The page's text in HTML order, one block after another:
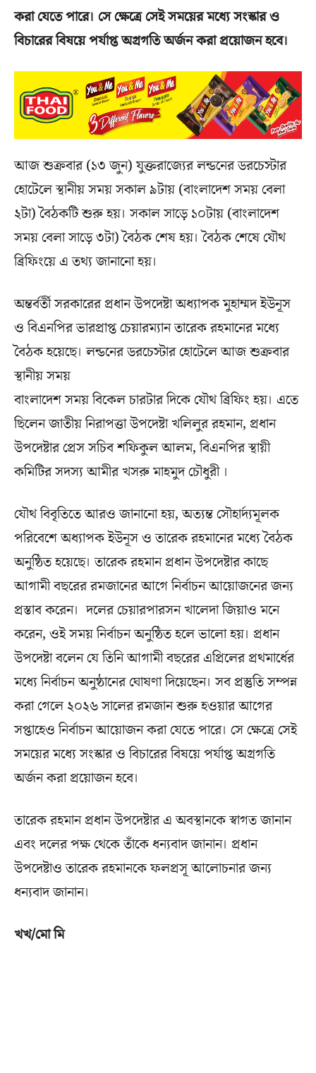
করা যেতে পারে। সে ক্ষেত্রে সেই সময়ের মধ্যে সংস্কার ও
বিচারের বিষয়ে পর্যাপ্ত অগ্রগতি অর্জন করা প্রয়োজন হবে।
আজ শুক্রবার (১৩ জুন) যুক্তরাজ্যের লন্ডনের ডরচেস্টার
হোটেলে স্থানীয় সময় সকাল ৯টায় (বাংলাদেশ সময় বেলা
২টা) বৈঠকটি শুরু হয়। সকাল সাড়ে ১০টায় (বাংলাদেশ
সময় বেলা সাড়ে ৩টা) বৈঠক শেষ হয়। বৈঠক শেষে যৌথ
ব্রিফিংয়ে এ তথ্য জানানো হয়।
অন্তর্বর্তী সরকারের প্রধান উপদেষ্টা অধ্যাপক মুহাম্মদ ইউনূস
ও বিএনপির ভারপ্রাপ্ত চেয়ারম্যান তারেক রহমানের মধ্যে
বৈঠক হয়েছে। লন্ডনের ডরচেস্টার হোটেলে আজ শুক্রবার
স্থানীয় সময়
বাংলাদেশ সময় বিকেল চারটার দিকে যৌথ ব্রিফিং হয়। এতে
ছিলেন জাতীয় নিরাপত্তা উপদেষ্টা খলিলুর রহমান, প্রধান
উপদেষ্টার প্রেস সচিব শফিকুল আলম, বিএনপির স্থায়ী
কমিটির সদস্য আমীর খসরু মাহমুদ চৌধুরী ।
যৌথ বিবৃতিতে আরও জানানো হয়, অত্যন্ত সৌহার্দ্যমূলক
পরিবেশে অধ্যাপক ইউনূস ও তারেক রহমানের মধ্যে বৈঠক
অনুষ্ঠিত হয়েছে। তারেক রহমান প্রধান উপদেষ্টার কাছে
আগামী বছরের রমজানের আগে নির্বাচন আয়োজনের জন্য
প্রস্তাব করেন। ‌ দলের চেয়ারপারসন খালেদা জিয়াও মনে
করেন, ওই সময় নির্বাচন অনুষ্ঠিত হলে ভালো হয়। প্রধান
উপদেষ্টা বলেন যে তিনি আগামী বছরের এপ্রিলের প্রথমার্ধের
মধ্যে নির্বাচন অনুষ্ঠানের ঘোষণা দিয়েছেন। সব প্রস্তুতি সম্পন্ন
করা গেলে ২০২৬ সালের রমজান শুরু হওয়ার আগের
সপ্তাহেও নির্বাচন আয়োজন করা যেতে পারে। সে ক্ষেত্রে সেই
সময়ের মধ্যে সংস্কার ও বিচারের বিষয়ে পর্যাপ্ত অগ্রগতি
অর্জন করা প্রয়োজন হবে।
তারেক রহমান প্রধান উপদেষ্টার এ অবস্থানকে স্বাগত জানান
এবং দলের পক্ষ থেকে তাঁকে ধন্যবাদ জানান। প্রধান
উপদেষ্টাও তারেক রহমানকে ফলপ্রসূ আলোচনার জন্য
ধন্যবাদ জানান।
খখ/মো মি